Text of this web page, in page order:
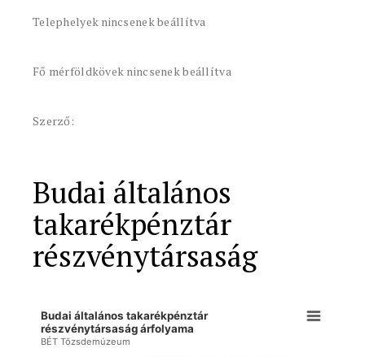
Telephelyek nincsenek beállítva
Fő mérföldkövek nincsenek beállítva
Szerző:
Budai általános
takarékpénztár
részvénytársaság
Budai általános takarékpénztár
részvénytársaság árfolyama
BÉT Tőzsdemúzeum